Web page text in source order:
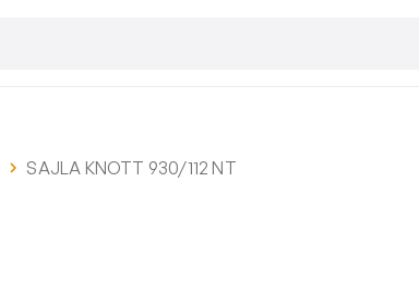
SAJLA KNOTT 930/112 NT